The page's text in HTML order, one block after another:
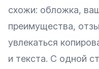
схожи: обложка,
преимущества,
увлекаться
и текста. С одной